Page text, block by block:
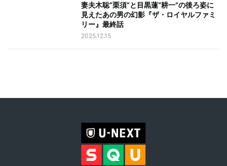
妻夫木聡“栗須”と目黒蓮“耕一”の後ろ姿に
見えたあの男の幻影『ザ・ロイヤルファミ
リー』最終話
2025.12.15